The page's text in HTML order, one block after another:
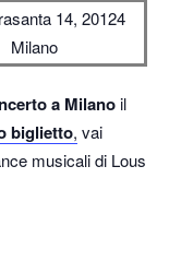
14, 20124
Milano
a Milanoil
biglietto, vai
musicali di Lous